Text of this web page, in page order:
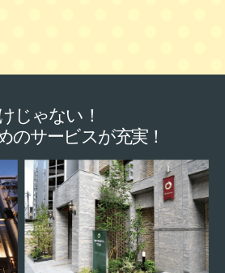
じゃない！
のサービスが充実！